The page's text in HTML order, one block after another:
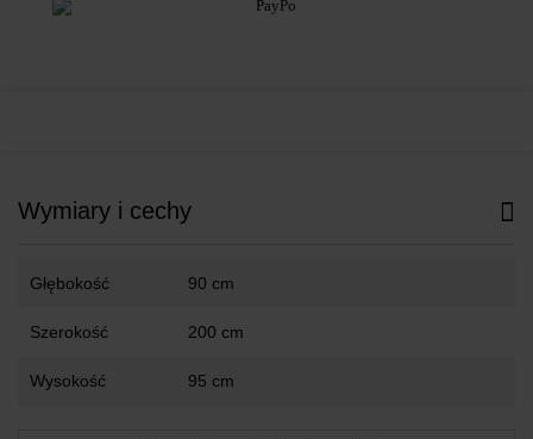
Wymiary i cechy
Głębokość 90 cm
Szerokość 200 cm
Wysokość 95 cm